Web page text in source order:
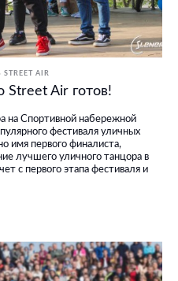
AIR
Street Air готов!
на Спортивной набережной
фестиваля уличных
имя первого финалиста,
лучшего уличного танцора в
с первого этапа фестиваля и